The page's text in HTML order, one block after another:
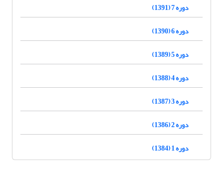
دوره 7 (1391)
دوره 6 (1390)
دوره 5 (1389)
دوره 4 (1388)
دوره 3 (1387)
دوره 2 (1386)
دوره 1 (1384)